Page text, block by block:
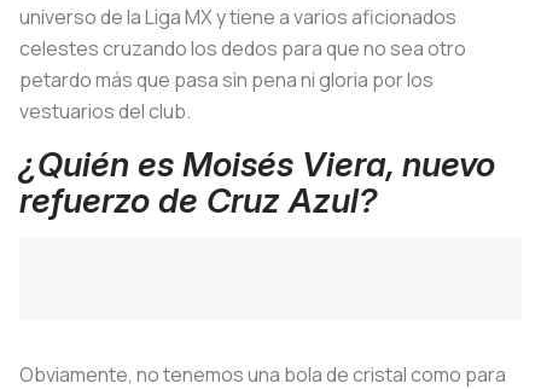
universo de la Liga MX y tiene a varios aficionados
celestes cruzando los dedos para que no sea otro
petardo más que pasa sin pena ni gloria por los
vestuarios del club.
¿Quién es Moisés Viera, nuevo
refuerzo de Cruz Azul?
Obviamente, no tenemos una bola de cristal como para